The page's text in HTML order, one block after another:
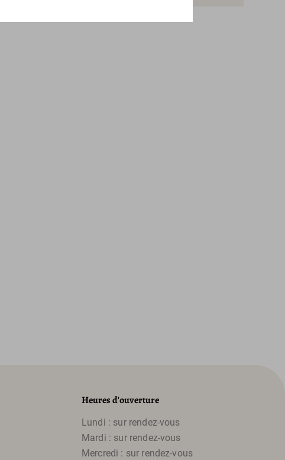
Heures d'ouverture
Lundi : sur rendez-vous
Mardi : sur rendez-vous
Mercredi : sur rendez-vous